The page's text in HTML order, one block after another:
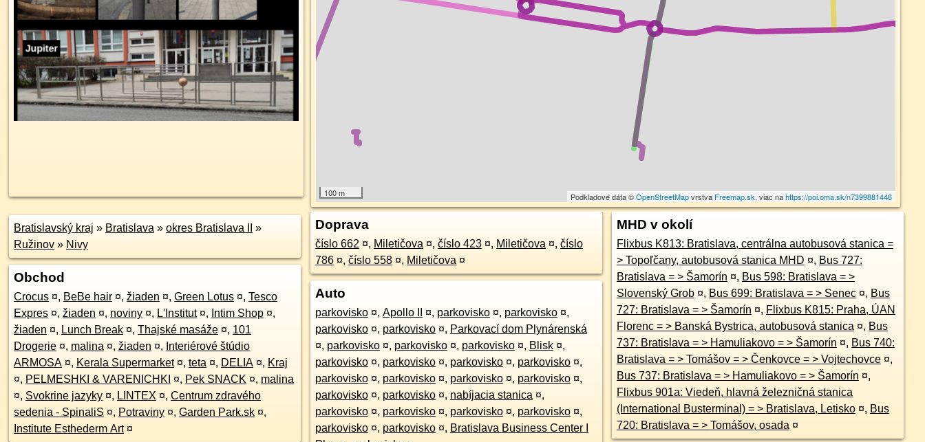
100 m Podkladové dáta ©OpenStreetMapvrstva Freemap.sk, viac nahttps://poi.oma.sk/n7399881446
Bratislavský kraj » Bratislava » okres Bratislava II
»
Ružinov » Nivy
Obchod
Crocus ¤, BeBe hair ¤, žiaden ¤, Green Lotus ¤, Tesco
Expres ¤, žiaden ¤, noviny ¤, L'Institut ¤, Intim Shop ¤,
žiaden ¤, Lunch Break ¤, Thajské masáže ¤, 101
Drogerie ¤, malina ¤, žiaden ¤, Interiérové štúdio
ARMOSA ¤, Kerala Supermarket ¤, teta ¤, DELIA ¤, Kraj
¤, PELMESHKI & VARENICHKI ¤, Pek SNACK ¤, malina
¤, Svokrine jazyky ¤, LINTEX ¤, Centrum zdravého
sedenia - SpinaliS ¤, Potraviny ¤, Garden Park.sk ¤,
Institute Esthederm Art ¤
Doprava
číslo 662 ¤, Miletičova ¤, číslo 423 ¤, Miletičova ¤, číslo
786 ¤, číslo 558 ¤, Miletičova ¤
Auto
parkovisko ¤, Apollo II ¤, parkovisko ¤, parkovisko ¤,
parkovisko ¤, parkovisko ¤, Parkovací dom Plynárenská
¤, parkovisko ¤, parkovisko ¤, parkovisko ¤, Blisk ¤,
parkovisko ¤, parkovisko ¤, parkovisko ¤, parkovisko ¤,
parkovisko ¤, parkovisko ¤, parkovisko ¤, parkovisko ¤,
parkovisko ¤, parkovisko ¤, nabíjacia stanica ¤,
parkovisko ¤, parkovisko ¤, parkovisko ¤, parkovisko ¤,
parkovisko ¤, parkovisko ¤, Bratislava Business Center I
MHD v okolí
Flixbus K813: Bratislava, centrálna autobusová stanica =
> Topoľčany, autobusová stanica MHD ¤, Bus 727:
Bratislava = > Šamorín ¤, Bus 598: Bratislava = >
Slovenský Grob ¤, Bus 699: Bratislava = > Senec ¤, Bus
727: Bratislava = > Šamorín ¤, Flixbus K815: Praha, ÚAN
Florenc = > Banská Bystrica, autobusová stanica ¤, Bus
737: Bratislava = > Hamuliakovo = > Šamorín ¤, Bus 740:
Bratislava = > Tomášov = > Čenkovce = > Vojtechovce ¤,
Bus 737: Bratislava = > Hamuliakovo = > Šamorín ¤,
Flixbus 901a: Viedeň, hlavná železničná stanica
(International Busterminal) = > Bratislava, Letisko ¤, Bus
720: Bratislava = > Tomášov, osada ¤